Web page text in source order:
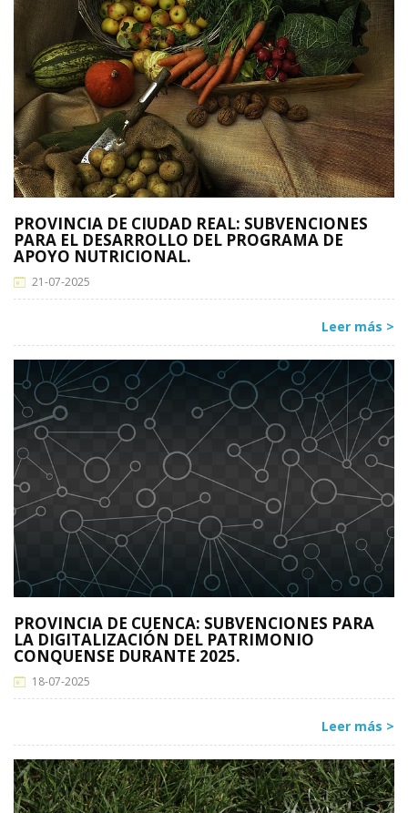
PROVINCIA DE CIUDAD REAL: SUBVENCIONES
PARA EL DESARROLLO DEL PROGRAMA DE
APOYO NUTRICIONAL.
21-07-2025
Leer más >
PROVINCIA DE CUENCA: SUBVENCIONES PARA
LA DIGITALIZACIÓN DEL PATRIMONIO
CONQUENSE DURANTE 2025.
18-07-2025
Leer más >